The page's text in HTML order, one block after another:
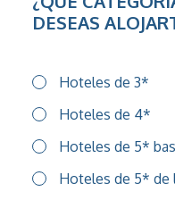
DESEAS
Hoteles de 3*
Hoteles de 4*
Hoteles de 5*
Hoteles de 5* de